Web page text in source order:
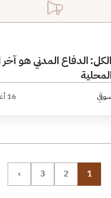
الدفاع المدني هو
16 أغسطس 2016
1
2
3
›